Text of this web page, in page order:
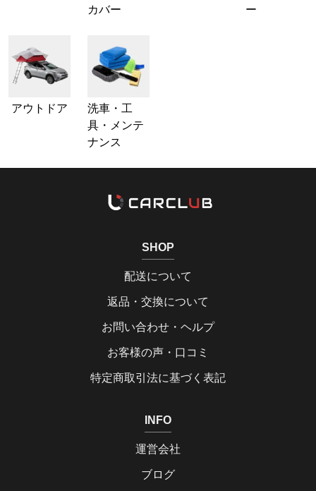
カバー
ー
アウトドア
洗車・工
具・メンテ
ナンス
SHOP
配送について
返品・交換について
お問い合わせ・ヘルプ
お客様の声・口コミ
特定商取引法に基づく表記
INFO
運営会社
ブログ